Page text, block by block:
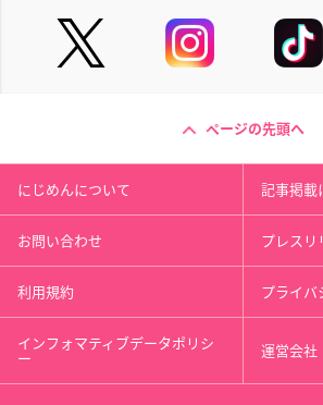
ページの先頭へ
にじめんについて 記事掲載
お問い合わせ プレスリ
利用規約 プライバ
インフォマティブデータポリシ
ー 運営会社